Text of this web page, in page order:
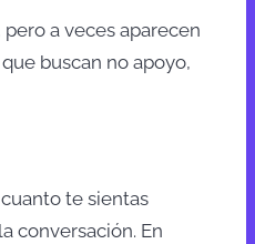
a veces aparecen
buscan no apoyo,
te sientas
conversación. En